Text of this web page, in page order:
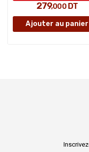
279,000DT
Ajouter au panier